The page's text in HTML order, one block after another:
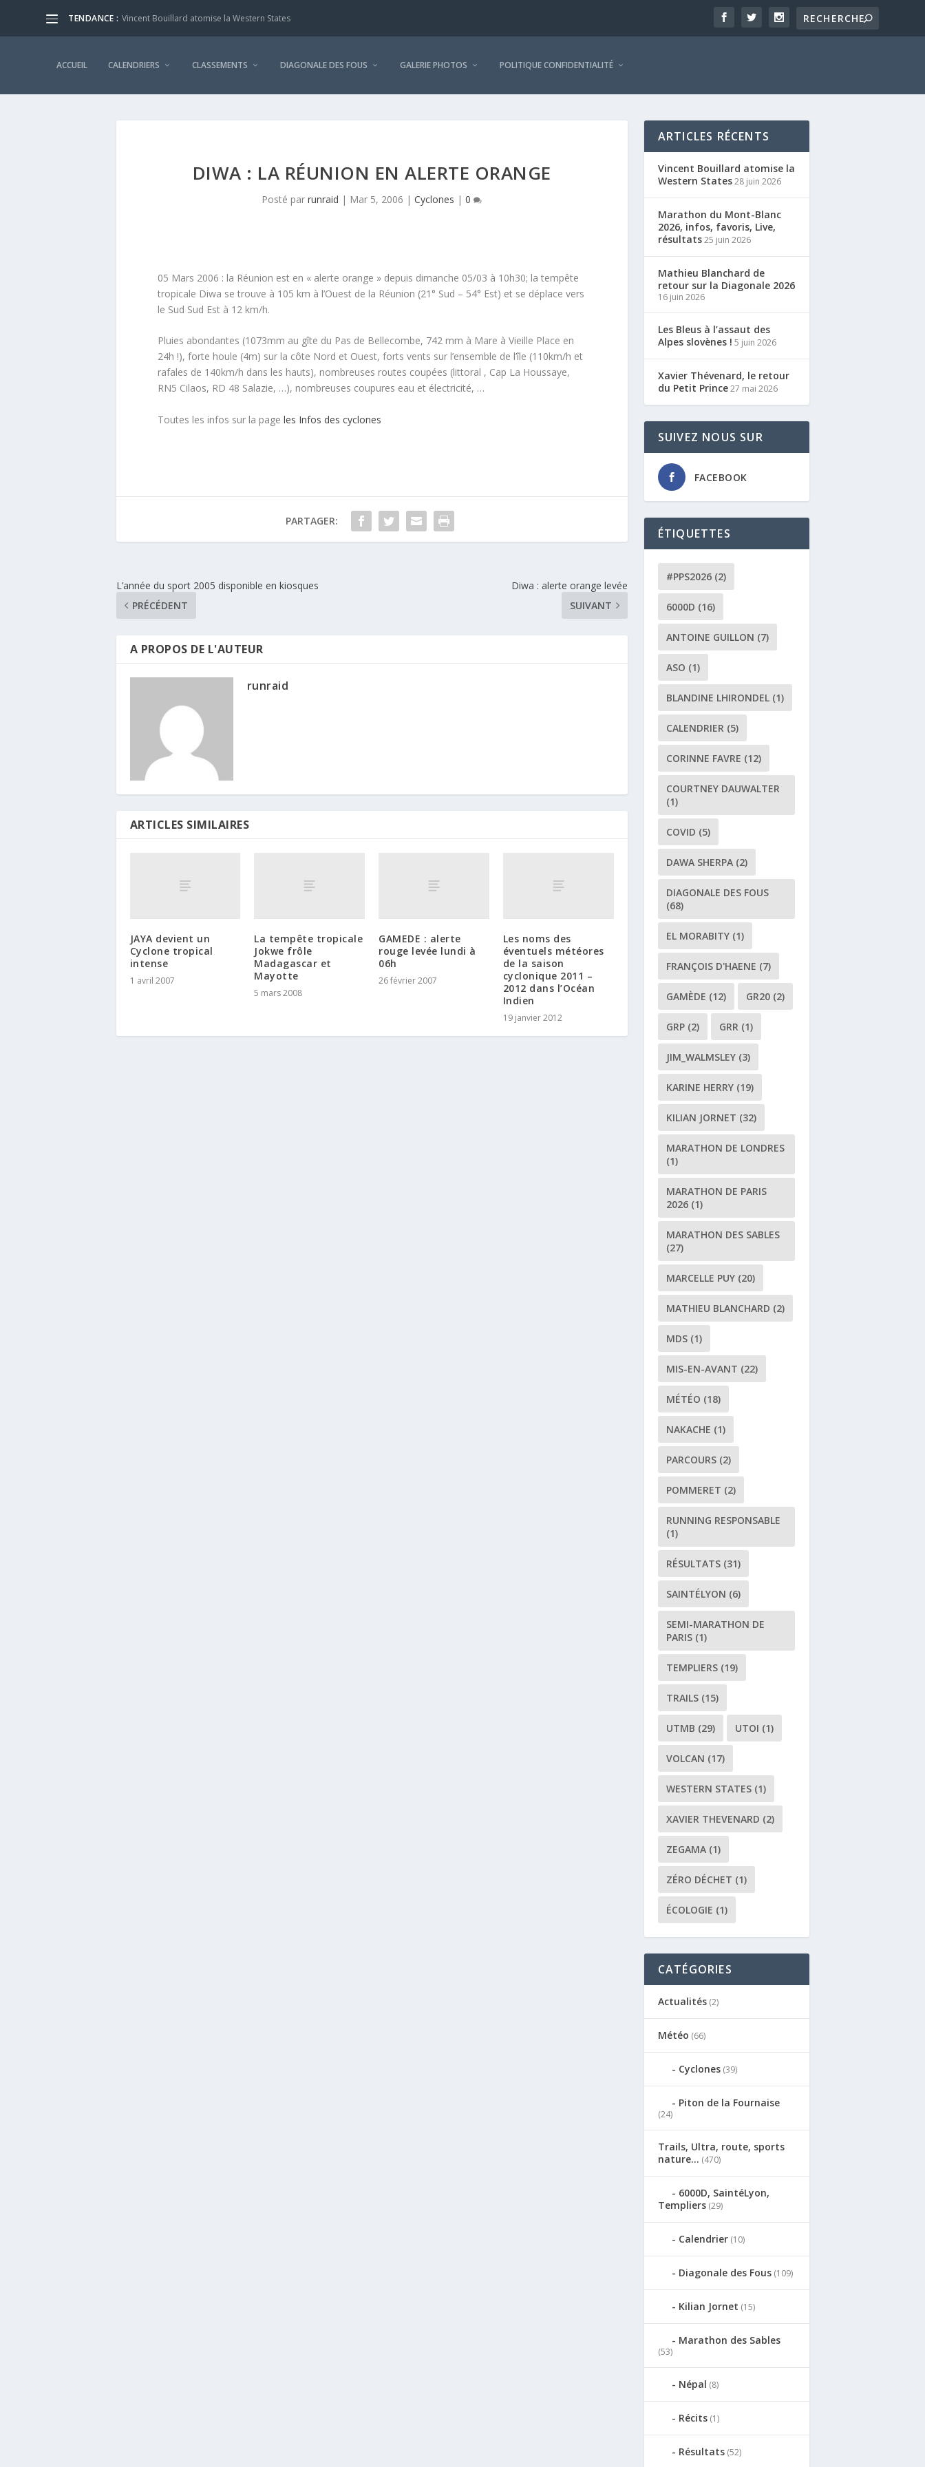
TENDANCE : Vincent Bouillard atomise la Western States
ACCUEIL CALENDRIERS CLASSEMENTS DIAGONALE DES FOUS GALERIE PHOTOS POLITIQUE CONFIDENTIALITÉ
DIWA : LA RÉUNION EN ALERTE ORANGE
Posté parrunraid | Mar 5, 2006 |Cyclones |0
05 Mars 2006 : la Réunion est en « alerte orange » depuis dimanche 05/03 à 10h30; la tempête
tropicale Diwa se trouve à 105 km à l’Ouest de la Réunion (21° Sud – 54° Est) et se déplace vers
le Sud Sud Est à 12 km/h.
Pluies abondantes (1073mm au gîte du Pas de Bellecombe, 742 mm à Mare à Vieille Place en
24h !), forte houle (4m) sur la côte Nord et Ouest, forts vents sur l’ensemble de l’île (110km/h et
rafales de 140km/h dans les hauts), nombreuses routes coupées (littoral , Cap La Houssaye,
RN5 Cilaos, RD 48 Salazie, …), nombreuses coupures eau et électricité, …
Toutes les infos sur la page les Infos des cyclones
PARTAGER:
L’année du sport 2005 disponible en kiosques
PRÉCÉDENT
Diwa : alerte orange levée
SUIVANT
A PROPOS DE L'AUTEUR
runraid
ARTICLES SIMILAIRES
JAYA devient un
Cyclone tropical
intense
1 avril 2007
La tempête tropicale
Jokwe frôle
Madagascar et
Mayotte
5 mars 2008
GAMEDE : alerte
rouge levée lundi à
06h
26 février 2007
Les noms des
éventuels météores
de la saison
cyclonique 2011 –
2012 dans l’Océan
Indien
19 janvier 2012
ARTICLES RÉCENTS
Vincent Bouillard atomise la
Western States28 juin 2026
Marathon du Mont-Blanc
2026, infos, favoris, Live,
résultats25 juin 2026
Mathieu Blanchard de
retour sur la Diagonale 2026
16 juin 2026
Les Bleus à l’assaut des
Alpes slovènes ! 5 juin 2026
Xavier Thévenard, le retour
du Petit Prince27 mai 2026
SUIVEZ NOUS SUR
FACEBOOK
ÉTIQUETTES
#PPS2026(2)
6000D (16)
ANTOINE GUILLON (7)
ASO (1)
BLANDINE LHIRONDEL(1)
CALENDRIER(5)
CORINNE FAVRE (12)
COURTNEY DAUWALTER
(1)
COVID (5)
DAWA SHERPA(2)
DIAGONALE DES FOUS
(68)
EL MORABITY(1)
FRANÇOIS D'HAENE (7)
GAMÈDE (12) GR20(2)
GRP(2) GRR(1)
JIM_WALMSLEY(3)
KARINE HERRY(19)
KILIAN JORNET (32)
MARATHON DE LONDRES
(1)
MARATHON DE PARIS
2026(1)
MARATHON DES SABLES
(27)
MARCELLE PUY(20)
MATHIEU BLANCHARD (2)
MDS(1)
MIS-EN-AVANT (22)
MÉTÉO (18)
NAKACHE (1)
PARCOURS(2)
POMMERET (2)
RUNNING RESPONSABLE
(1)
RÉSULTATS(31)
SAINTÉLYON (6)
SEMI-MARATHON DE
PARIS(1)
TEMPLIERS(19)
TRAILS(15)
UTMB (29) UTOI (1)
VOLCAN (17)
WESTERN STATES(1)
XAVIER THEVENARD (2)
ZEGAMA(1)
ZÉRO DÉCHET (1)
ÉCOLOGIE (1)
CATÉGORIES
Actualités(2)
Météo (66)
Cyclones(39)
Piton de la Fournaise
(24)
Trails, Ultra, route, sports
nature… (470)
6000D, SaintéLyon,
Templiers(29)
Calendrier(10)
Diagonale des Fous(109)
Kilian Jornet (15)
Marathon des Sables
(53)
Népal (8)
Récits(1)
Résultats(52)